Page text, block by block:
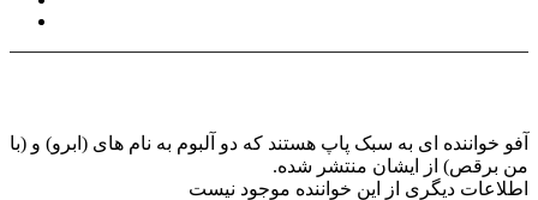
آفو خواننده ای به سبک پاپ هستند که دو آلبوم به نام های (ابرو) و (با
من برقص) از ایشان منتشر شده.
اطلاعات دیگری از این خواننده موجود نیست